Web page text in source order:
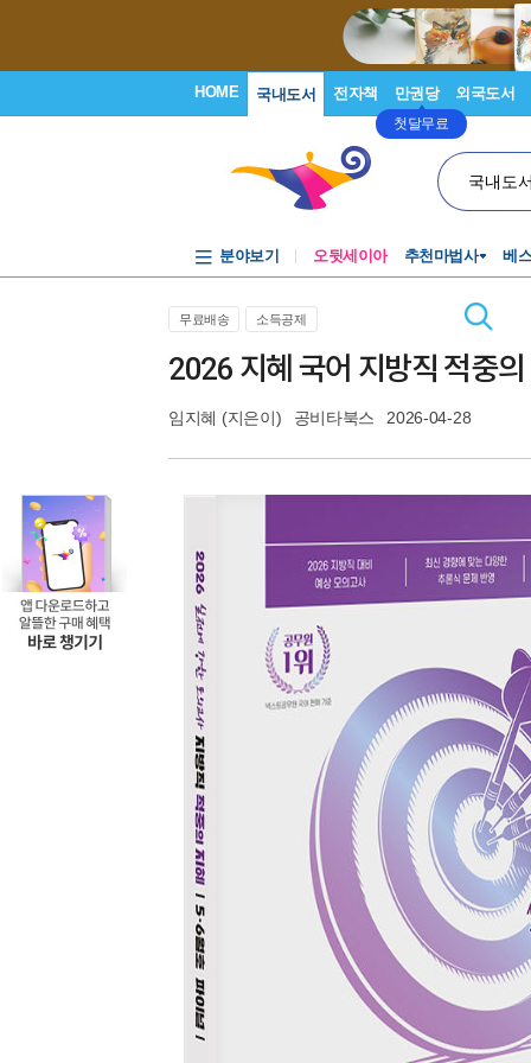
HOME 국내도서 전자책 만권당
첫달무료
외국도서
국내도
분야보기 오뒷세이아 추천마법사 베
무료배송 소득공제
2026 지혜 국어 지방직 적중
임지혜 (지은이) 공비타북스 2026-04-28